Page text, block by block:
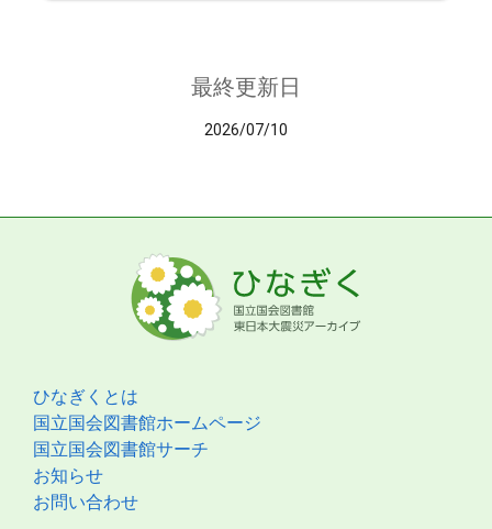
最終更新日
2026/07/10
ひなぎくとは
国立国会図書館ホームページ
国立国会図書館サーチ
お知らせ
お問い合わせ